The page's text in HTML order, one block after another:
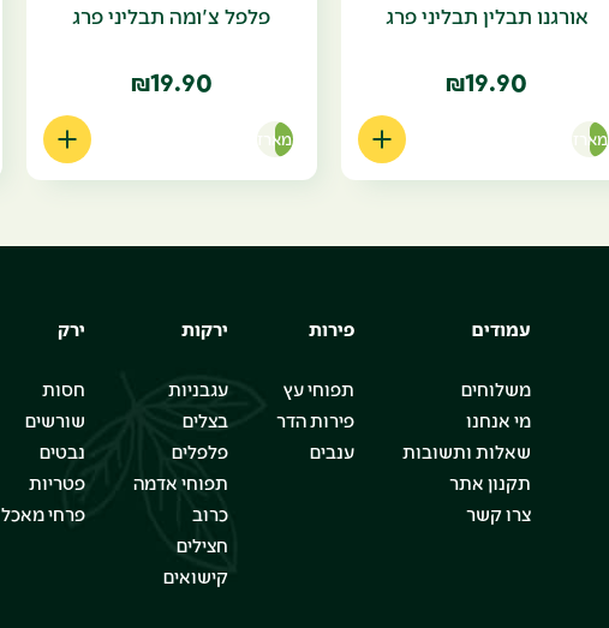
אורגנו תבלין תבליני פרג
₪19.90
מארז
פלפל צ'ומה תבליני פרג
₪19.90
מארז
עמודים
משלוחים
מי אנחנו
שאלות ותשובות
תקנון אתר
צרו קשר
פירות
תפוחי עץ
פירות הדר
ענבים
ירקות
עגבניות
בצלים
פלפלים
תפוחי אדמה
כרוב
חצילים
קישואים
ירק
חסות
שורשים
נבטים
פטריות
פרחי מאכל